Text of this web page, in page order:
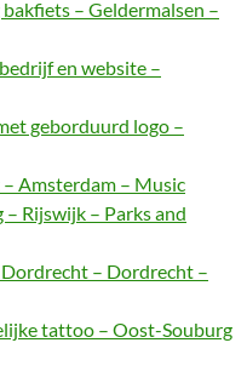
– Geldermalsen –
en website –
geborduurd logo –
Amsterdam – Music
Rijswijk – Parks and
– Dordrecht –
tattoo – Oost-Souburg